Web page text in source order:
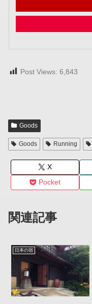
Post Views: 6,843
Goods
Goods Running
X
Pocket
関連記事
日本の宿